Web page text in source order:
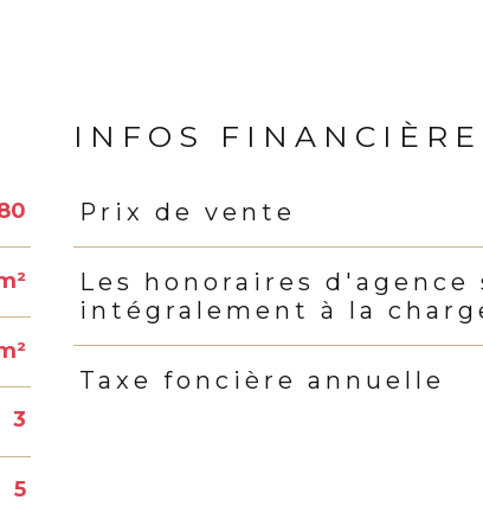
3
5
INFOS
Caractéristiques Valeurs
Prix de vente
Les honoraires d'agence
intégralement à la
Taxe foncière annuelle